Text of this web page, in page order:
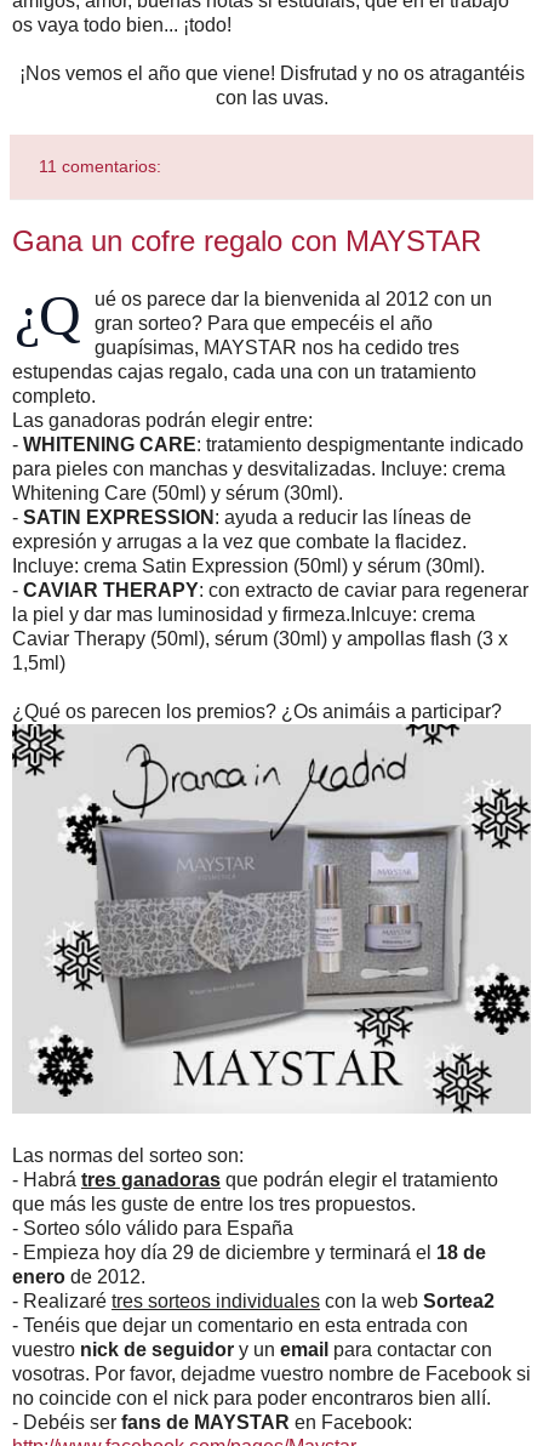
os vaya todo bien... ¡todo!
¡Nos vemos el año que viene! Disfrutad y no os atragantéis
con las uvas.
11 comentarios:
Gana un cofre regalo con MAYSTAR
¿Q
ué os parece dar la bienvenida al 2012 con un
gran sorteo? Para que empecéis el año
guapísimas, MAYSTAR nos ha cedido tres
estupendas cajas regalo, cada una con un tratamiento
completo.
Las ganadoras podrán elegir entre:
- WHITENING CARE: tratamiento despigmentante indicado
para pieles con manchas y desvitalizadas. Incluye: crema
Whitening Care (50ml) y sérum (30ml).
- SATIN EXPRESSION : ayuda a reducir las líneas de
expresión y arrugas a la vez que combate la flacidez.
Incluye: crema Satin Expression (50ml) y sérum (30ml).
- CAVIAR THERAPY: con extracto de caviar para regenerar
la piel y dar mas luminosidad y firmeza.Inlcuye: crema
Caviar Therapy (50ml), sérum (30ml) y ampollas flash (3 x
1,5ml)
¿Qué os parecen los premios? ¿Os animáis a participar?
Las normas del sorteo son:
- Habrá tres ganadoras que podrán elegir el tratamiento
que más les guste de entre los tres propuestos.
- Sorteo sólo válido para España
- Empieza hoy día 29 de diciembre y terminará el 18 de
enero de 2012.
- Realizaré tres sorteos individuales con la web Sortea2
- Tenéis que dejar un comentario en esta entrada con
vuestro nick de seguidor y un email para contactar con
vosotras. Por favor, dejadme vuestro nombre de Facebook si
no coincide con el nick para poder encontraros bien allí.
- Debéis ser fans de MAYSTAR en Facebook: